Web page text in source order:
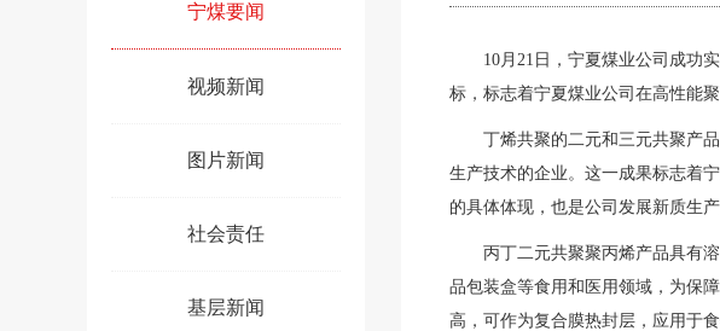
宁煤要闻
视频新闻
图片新闻
社会责任
基层新闻
10月21日， 宁夏煤业公司成功
标， 标志着宁夏煤业公司在高性能
丁烯共聚的二元和三元共聚产
生产技术的企业。 这一成果标志着
的具体体现，也是公司发展新质生
丙丁二元共聚聚丙烯产品具有
品包装盒等食用和医用领域，为保
高，可作为复合膜热封层，应用于